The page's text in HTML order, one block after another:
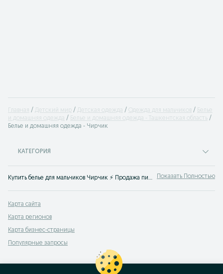
Главная Детский мир Детская одежда Одежда для мальчиков
Белье
и домашняя одежда
Белье и домашняя одежда - Ташкентская область
Белье и домашняя одежда - Чирчик
КАТЕГОРИЯ
Купить белье для мальчиков Чирчик ⚡️ Продажа пижамы и домашнюю одежду для мальчиков по лучшим ценам ✌ Выгодные цены на новую и Б/У детскую одежду на OLX.uz! Показать Полностью
Карта сайта
Карта регионов
Карта бизнес-страницы
Популярные запросы